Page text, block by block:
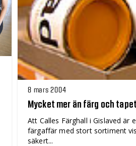
8 mars 2004
Mycket mer än färg och
Att Calles Färghall i Gislaved är
färgaffär med stort sortiment
säkert...